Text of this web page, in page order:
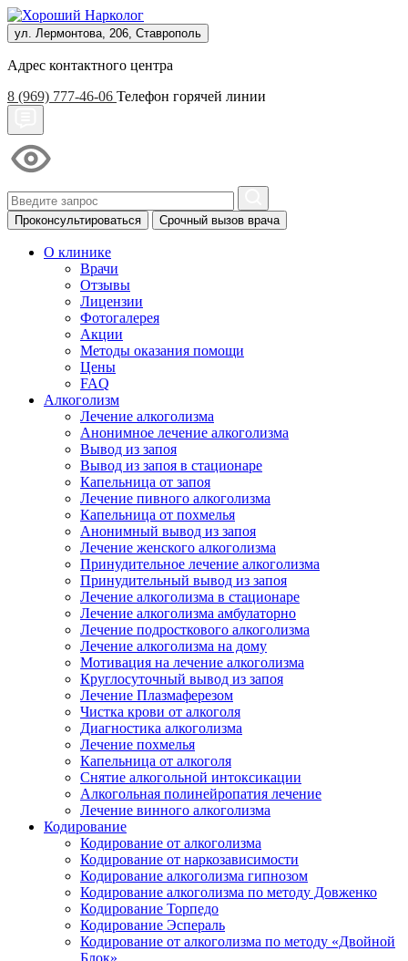
ул. Лермонтова, 206, Ставрополь
Адрес контактного центра
8 (969) 777-46-06 Телефон горячей линии
Проконсультироваться Срочный вызов врача
О клинике
Врачи
Отзывы
Лицензии
Фотогалерея
Акции
Методы оказания помощи
Цены
FAQ
Алкоголизм
Лечение алкоголизма
Анонимное лечение алкоголизма
Вывод из запоя
Вывод из запоя в стационаре
Капельница от запоя
Лечение пивного алкоголизма
Капельница от похмелья
Анонимный вывод из запоя
Лечение женского алкоголизма
Принудительное лечение алкоголизма
Принудительный вывод из запоя
Лечение алкоголизма в стационаре
Лечение алкоголизма амбулаторно
Лечение подросткового алкоголизма
Лечение алкоголизма на дому
Мотивация на лечение алкоголизма
Круглосуточный вывод из запоя
Лечение Плазмаферезом
Чистка крови от алкоголя
Диагностика алкоголизма
Лечение похмелья
Капельница от алкоголя
Снятие алкогольной интоксикации
Алкогольная полинейропатия лечение
Лечение винного алкоголизма
Кодирование
Кодирование от алкоголизма
Кодирование от наркозависимости
Кодирование алкоголизма гипнозом
Кодирование алкоголизма по методу Довженко
Кодирование Торпедо
Кодирование Эспераль
Кодирование от алкоголизма по методу «Двойной
Блок»